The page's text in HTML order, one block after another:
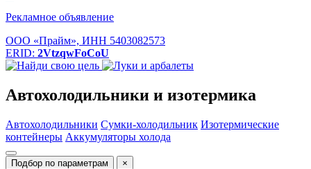
Рекламное объявление
ООО «Прайм», ИНН 5403082573
ERID: 2VtzqwFoCoU
Автохолодильники и изотермика
Автохолодильники Сумки-холодильник Изотермические
контейнеры Аккумуляторы холода
Подбор по параметрам ×